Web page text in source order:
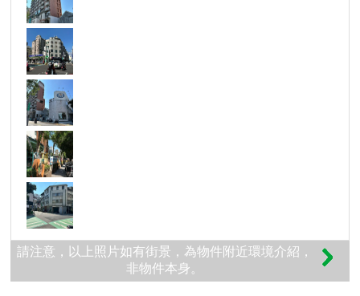
請注意，以上照片如有街景，為物件附近環境介紹，
非物件本身。